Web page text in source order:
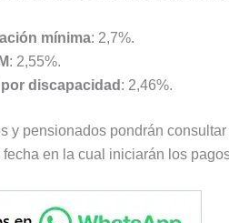
mínima: 2,7%.
: 2,55%.
por discapacidad : 2,46%.
y pensionados pondrán
en la cual iniciarán los